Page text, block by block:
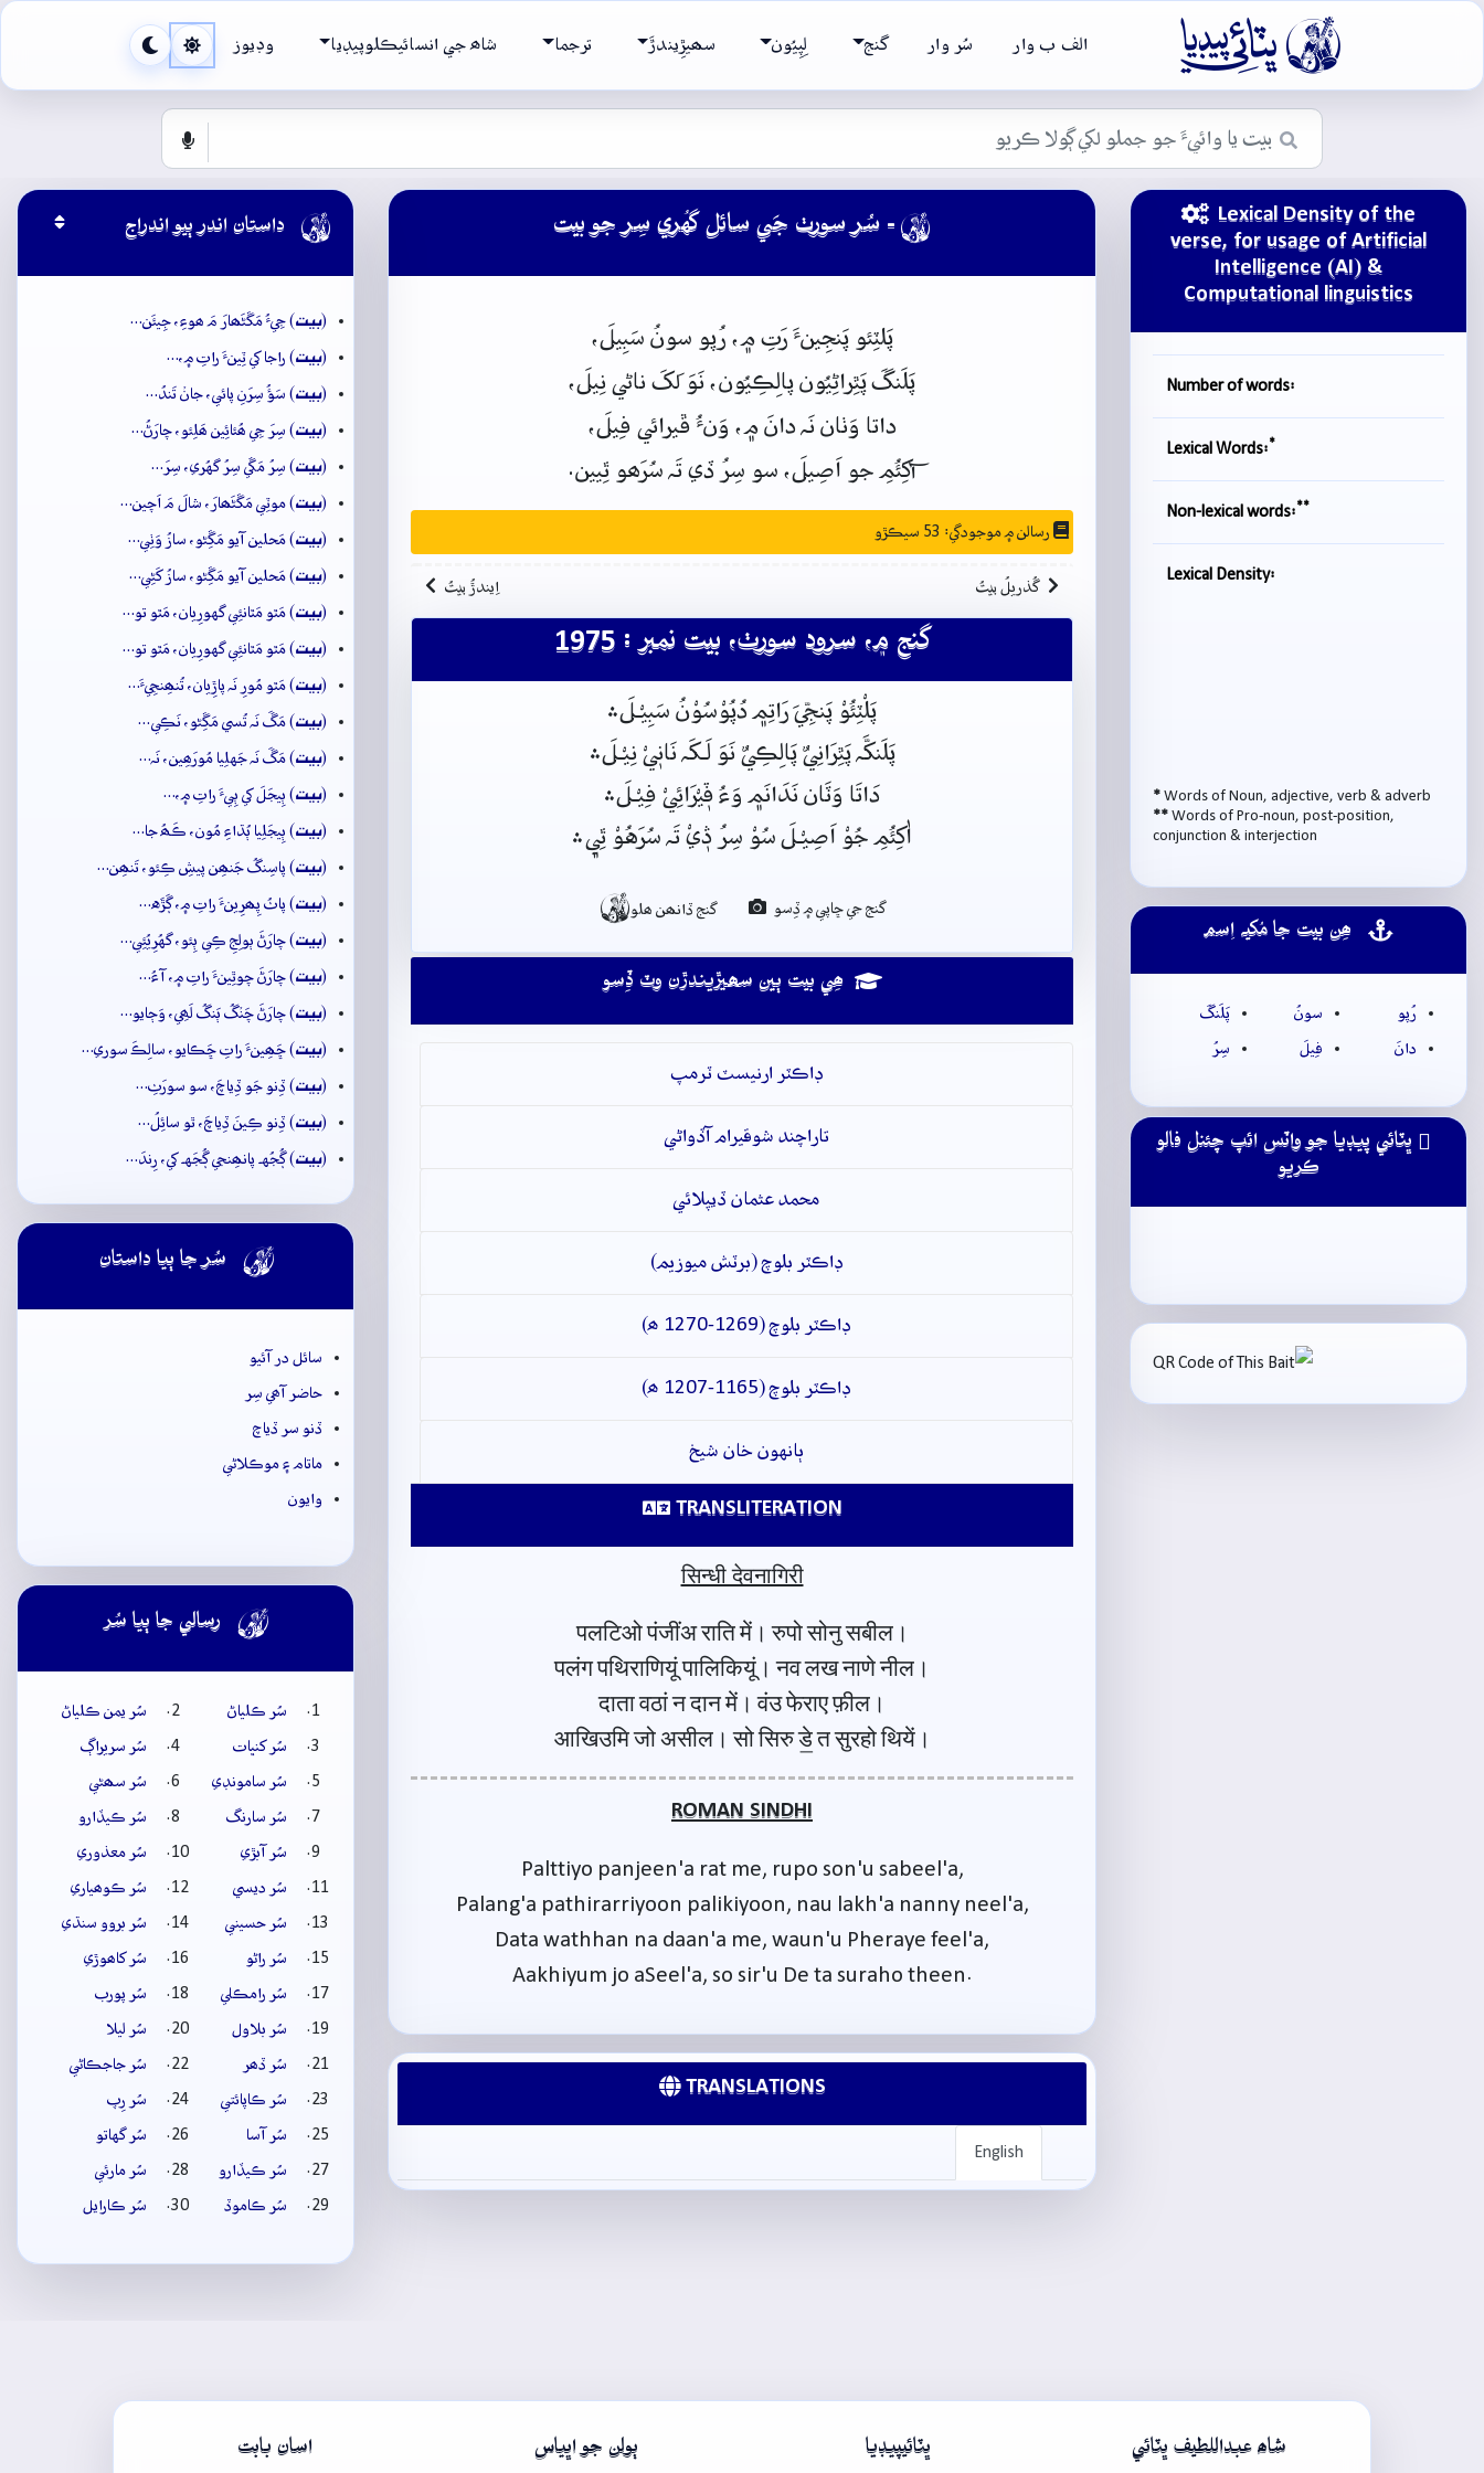
 الف ب وار سُر وار گنج لِپِيُون سھيڙِيندڙَ ترجما شاھ جي انسائيڪلوپيڊيا وڊيوز
Lexical Density of the
verse, for usage of Artificial
Intelligence (AI) &
Computational linguistics
Number of words:
Lexical Words:*
Non-lexical words:**
Lexical Density:
* Words of Noun, adjective, verb & adverb
** Words of Pro-noun, post-position,
conjunction & interjection
ھِن بيت جا مُکيہ اِسم
رُپو سونُ
پَلَنگَ
دانَ
فِيلَ سِرُ
ڀٽائي پيڊيا جو واٽس ائپ چئنل فالو
ڪريو
 - سُر سورٺ جَي سائل گهُري سِر جو بيت
پَلٽِئو پَنجِينءَ رَتِ۾، رُپو سونُ سَبِيلَ،
پَلَنگَپَٿِراڻِيُون پالِڪِيُون، نَوَلَکَ ناڻي نِيلَ،
داتا وَٺان نَہ دانَ ۾، وَنءُڦيرائي فِيلَ،
آکِئُمِ جو اَصِيلَ، سو سِرُ ڏي تَہ سُرَھو ٿِيين.
رسالن ۾ موجودگي: 53 سيڪڙو
گُذريلُ بيتُ اِيندڙُ بيتُ
گنج ۾، سرود سورٺ، بيت نمبر : 1975
پَلْٽِئُوْ پَنجِّيَ رَاتِم﮼ دُپُوْسُوْنُ سَبِيْـلَ﮶
پَلَنکَّہ پَٿِرَانِيٌ پَالِڪِيٌ نَوَ لَـکَہ نَانٖيْ نِيْـلَ﮶
دَاتَا وَٽَان نَدَانَم﮼ وَءُ ڤٖيْرَائِيْ فِيْـلَ﮶
اٰکِئُمِ جُوْ اَصِيْـلَ سُوْ سِرُ ڎٖيْ تَہ سُرَهُوْ ٿِي﮼﮶
گنج جي ڇاپي ۾ ڏِسو گنج ڏانھن ھلو
ھِي بيت ٻين سھيڙيندڙن وٽ ڏِسو
ڊاڪٽر ارنيسٽ ٽرمپ
تاراچند شوقيرام آڏواڻي
محمد عثمان ڏيپلائي
ڊاڪٽر بلوچ (برٽش ميوزيم)
ڊاڪٽر بلوچ (1269-1270 ھ)
ڊاڪٽر بلوچ (1165-1207 ھ)
ٻانهون خان شيخ
TRANSLITERATION
सिन्धी देवनागिरी
पलटिओ पंजींअ राति में। रुपो सोनु सबील।
पलंग पथिराणियूं पालिकियूं। नव लख नाणे नील।
दाता वठां न दान में। वंउ फेराए फ़ील।
आखिउमि जो असील। सो सिरु डे॒ त सुरहो थियें।
ROMAN SINDHI
Palttiyo panjeen'a rat me, rupo son'u sabeel'a,
Palang'a pathirarriyoon palikiyoon, nau lakh'a nanny neel'a,
Data wathhan na daan'a me, waun'u Pheraye feel'a,
Aakhiyum jo aSeel'a, so sir'u De ta suraho theen.
TRANSLATIONS
English
 داستان اندر ٻيو اندراج
(بيت) جِيءُ مَڱڻَھارَ مَ ھوءِ، جِيئَن…
(بيت) راجا کي ٽِينءَ راتِ ۾،…
(بيت) سَؤُ سِرَنِ پائي، جانۡ تَندُ…
(بيت) سِرَ جِي ھُئائِين ھَلِئو، چارَڻُ…
(بيت) سِرُ مَڱي سِرُ گهُري، سِرَ…
(بيت) موٽِي مَڱڻَھارَ، شالَ مَ اَچين…
(بيت) مَحلين آيو مَڱِڻو، سازُ وَٺِي…
(بيت) مَحلين آيو مَڱِڻو، سازُ کَڻِي…
(بيت) مَٿو مَٿانئِي گهورِيان، مَٿو تو…
(بيت) مَٿو مَٿانئِي گهورِيان، مَٿو تو…
(بيت) مَٿو مُورِ نَہ پاڙِيان، تُنھِنجِيءَ…
(بيت) مَڱَ نَہ تُسي مَڱِڻو، نَڪِي…
(بيت) مَڱَ نَہ جَهلِيا مُورَھِين، نَہ…
(بيت) ٻِيجَلَ کي ٻِيءَ راتِ ۾،…
(بيت) ٻِيجَلِيا ٻُڌاءِ مُون، ڪَھُ جا…
(بيت) پاسِنگُ جَنھِن پيشِ ڪِئو، تَنھِن…
(بيت) پاٺُ پِھرِينءَ راتِ ۾، ڳَڙَه…
(بيت) چارَڻَ ٻولِجِ ڪِي ٻِئو، گهُرِيُئِي…
(بيت) چارَڻَ چوٿِينءَ راتِ ۾، آءُ…
(بيت) چارَڻَ چَنۡگُ ٻَنگُ لَھِي، وَڄايو…
(بيت) ڇَھِينءَ راتِ ڇَڪايو، سالِڪَ سوري…
(بيت) ڏِنو جَو ڏِياچَ، سو سورَٺِ…
(بيت) ڏِنو ڪِينَ ڏِياچَ، ٿو سائِلُ…
(بيت) ڳُجُهہ پانھِنجي ڳُجَهہ کي، رِندَ…
 سُر جا ٻيا داستان
سائل در آئيو
حاضر آھي سِر
ڏنو سر ڏياچ
ماتام ۽ موڪلاڻي
وايون
 رسالي جا ٻيا سُر
سُر ڪلياڻ
سُر يمن ڪلياڻ
سُر کنڀات
سُر سريراڳ
سُر سامونڊي
سُر سھڻي
سُر سارنگ
سُر ڪيڏارو
سُر آبڙي
سُر معذوري
سُر ديسي
سُر ڪوھياري
سُر حسيني
سُر بروو سنڌي
سُر راڻو
سُر کاھوڙي
سُر رامڪلي
سُر پورب
سُر بلاول
سُر ليلا
سُر ڏھر
سُر جاجڪاڻي
سُر ڪاپائتي
سُر رِپ
سُر آسا
سُر گهاتو
سُر ڪيڏارو
سُر مارئي
سُر ڪاموڏ
سُر ڪارايل
شاھ عبداللطيف ڀٽائي ڀٽائيپيڊيا ٻولن جو اڀياس اسان بابت